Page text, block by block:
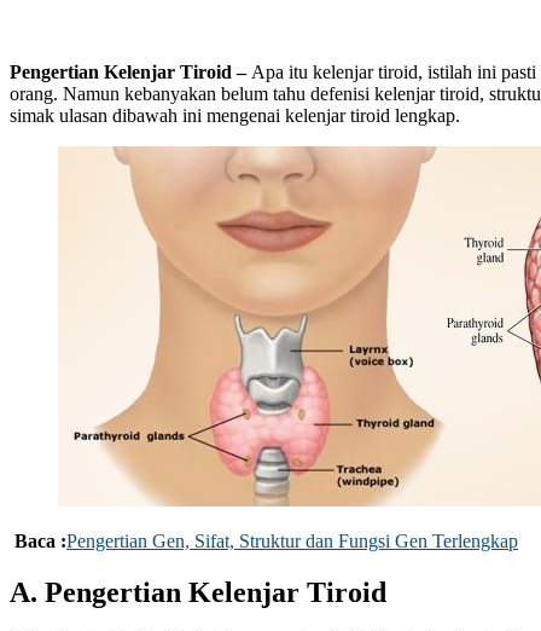
Pengertian Kelenjar Tiroid – Apa itu kelenjar tiroid, istilah ini
orang. Namun kebanyakan belum tahu defenisi kelenjar tiroid,
simak ulasan dibawah ini mengenai kelenjar tiroid lengkap.
Baca :Pengertian Gen, Sifat, Struktur dan Fungsi Gen Terlengkap
A. Pengertian Kelenjar Tiroid